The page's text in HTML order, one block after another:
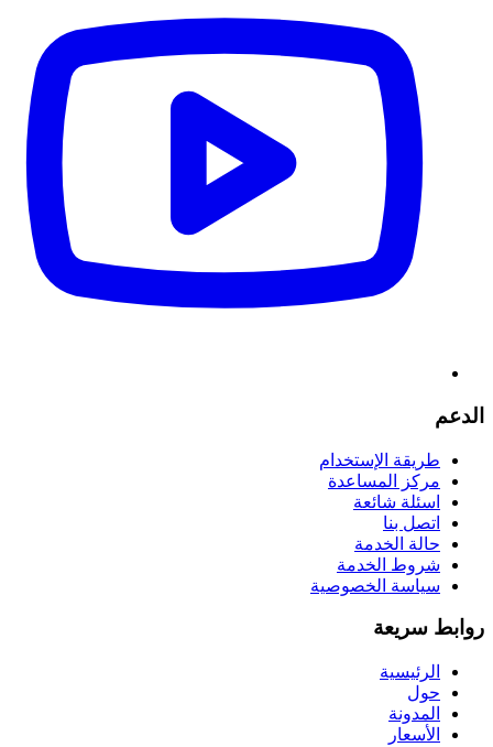
الدعم
طريقة الإستخدام
مركز المساعدة
اسئلة شائعة
اتصل بنا
حالة الخدمة
شروط الخدمة
سياسة الخصوصية
روابط سريعة
الرئيسية
حول
المدونة
الأسعار